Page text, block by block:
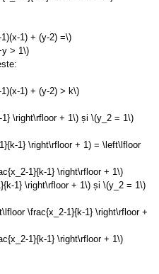
1) + (y-2) =\)
> 1\)
1) + (y-2) > k\)
\right\rfloor + 1\) și \(y_2 = 1\)
1} \right\rfloor + 1) = \left\lfloor
1}{k-1} \right\rfloor + 1\)
1} \right\rfloor + 1\) și \(y_2 = 1\)
\frac{x_2-1}{k-1} \right\rfloor +
1}{k-1} \right\rfloor + 1\)